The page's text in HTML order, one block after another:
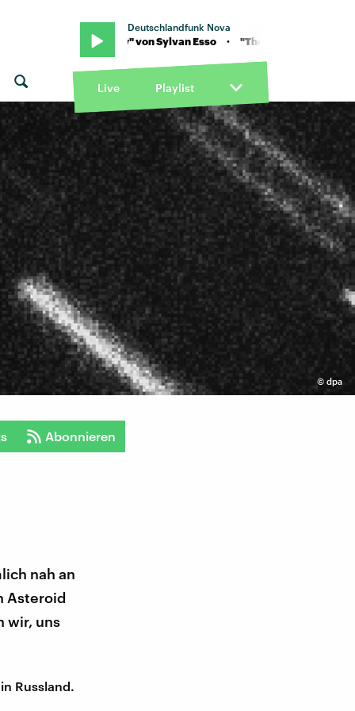
Deutschlandfunk Nova
"The glow" von Sylvan Esso · "The glow" von Sylvan Esso
Live Playlist
© dpa
Abonnieren
nah an
Asteroid
wir, uns
Russland.